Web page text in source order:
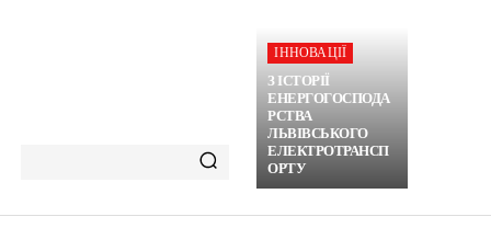
ІННОВАЦІЇ
З ІСТОРІЇ
ЕНЕРГОГОСПОДА
РСТВА
ЛЬВІВСЬКОГО
ЕЛЕКТРОТРАНСП
ОРТУ